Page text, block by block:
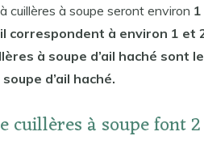
cuillères à soupe seront environ
correspondent à environ 1 et
à soupe d’ail haché sont
d’ail haché.
cuillères à soupe font 2